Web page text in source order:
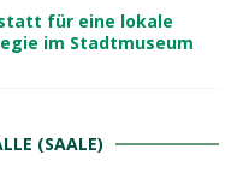
für eine lokale
im Stadtmuseum
(SAALE)